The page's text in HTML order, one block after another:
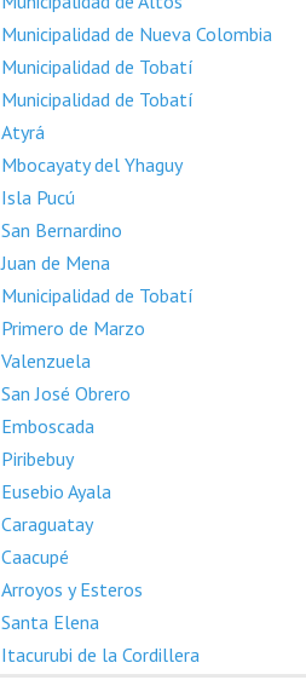
Municipalidad de Nueva Colombia
Municipalidad de Tobatí
Municipalidad de Tobatí
Atyrá
Mbocayaty del Yhaguy
Isla Pucú
San Bernardino
Juan de Mena
Municipalidad de Tobatí
Primero de Marzo
Valenzuela
San José Obrero
Emboscada
Piribebuy
Eusebio Ayala
Caraguatay
Caacupé
Arroyos y Esteros
Santa Elena
Itacurubi de la Cordillera